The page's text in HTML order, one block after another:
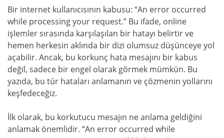
Bir internet kullanıcısının kabusu: “An error occurred
while processing your request.” Bu ifade, online
işlemler sırasında karşılaşılan bir hatayı belirtir ve
hemen herkesin aklında bir dizi olumsuz düşünceye yol
açabilir. Ancak, bu korkunç hata mesajını bir kabus
değil, sadece bir engel olarak görmek mümkün. Bu
yazıda, bu tür hataları anlamanın ve çözmenin yollarını
keşfedeceğiz.
İlk olarak, bu korkutucu mesajın ne anlama geldiğini
anlamak önemlidir. “An error occurred while